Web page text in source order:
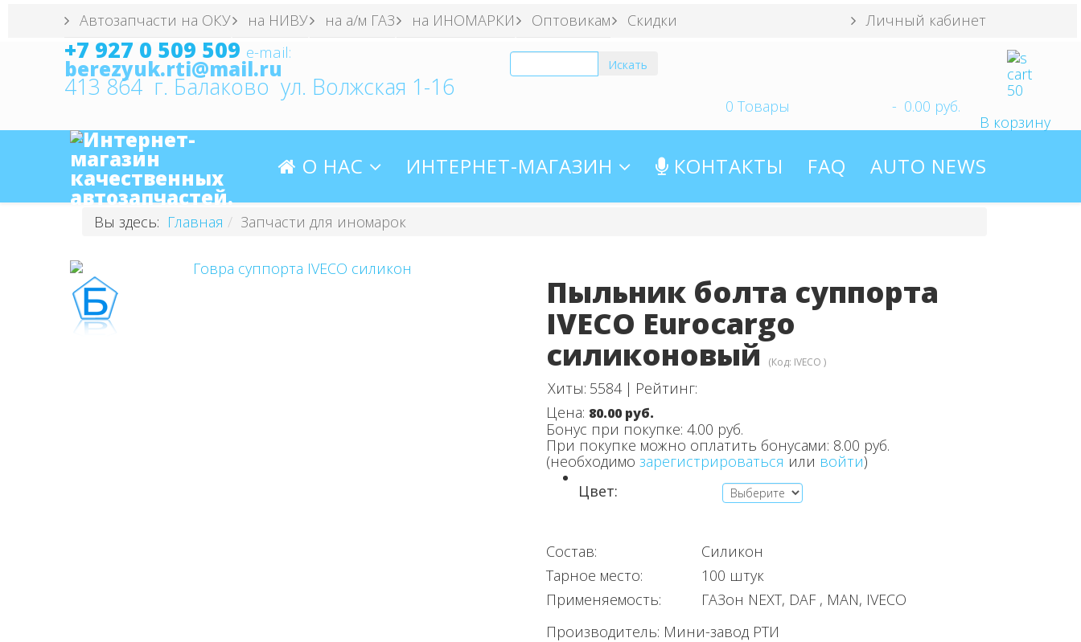
Автозапчасти на ОКУ на НИВУ на а/м ГАЗ на ИНОМАРКИ Оптовикам Скидки Личный кабинет
+7 927 0 509 509 e-mail:
413 864 г. Балаково ул. Волжская 1-16
0 Товары - 0.00 руб.
В корзину
О НАС ИНТЕРНЕТ-МАГАЗИН КОНТАКТЫ FAQ AUTO NEWS
Вы здесь: Главная Запчасти для иномарок
Пыльник болта суппорта
IVECO Eurocargo
силиконовый(Код: IVECO)
Хиты: 5584 | Рейтинг:
Цена: 80.00 руб.
Бонус при покупке:4.00 руб.
При покупке можно оплатить бонусами: 8.00 руб.
(необходимозарегистрироваться или войти)
Цвет:
Состав:
Силикон
Тарное место:
100 штук
Применяемость:
ГАЗон NEXT, DAF , MAN, IVECO
Производитель: Мини-завод РТИ